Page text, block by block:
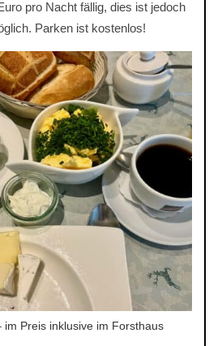
pro Nacht fällig, dies ist jedoch
Parken ist kostenlos!
im Preis inklusive im Forsthaus